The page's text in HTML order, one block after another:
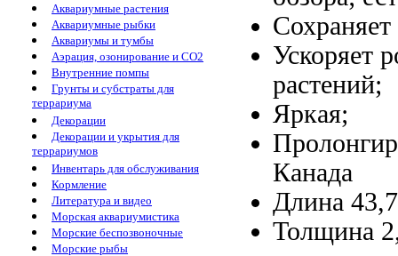
Аквариумные растения
Аквариумные рыбки
Аквариумы и тумбы
Аэрация, озонирование и CO2
Внутренние помпы
Грунты и субстраты для
террариума
Декорации
Декорации и укрытия для
террариумов
Инвентарь для обслуживания
Кормление
Литература и видео
Морская аквариумистика
Морские беспозвоночные
Морские рыбы
Ускоряет
растений;
Яркая;
Канада
Длина
Толщина